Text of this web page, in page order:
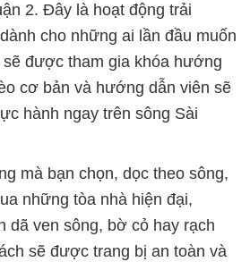
2. Đây là hoạt động trải
cho những ai lần đầu muốn
được tham gia khóa hướng
cơ bản và hướng dẫn viên sẽ
hành ngay trên sông Sài
mà bạn chọn, dọc theo sông,
những tòa nhà hiện đại,
dã ven sông, bờ cỏ hay rạch
sẽ được trang bị an toàn và